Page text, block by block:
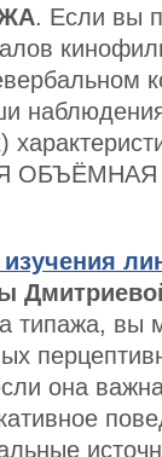
. Если вы
ОБЪЁМНАЯ
типажа, вы
она